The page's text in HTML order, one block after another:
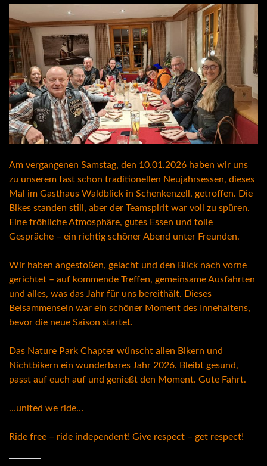
Am vergangenen Samstag, den 10.01.2026 haben wir uns
zu unserem fast schon traditionellen Neujahrsessen, dieses
Mal im Gasthaus Waldblick in Schenkenzell, getroffen. Die
Bikes standen still, aber der Teamspirit war voll zu spüren.
Eine fröhliche Atmosphäre, gutes Essen und tolle
Gespräche – ein richtig schöner Abend unter Freunden.
Wir haben angestoßen, gelacht und den Blick nach vorne
gerichtet – auf kommende Treffen, gemeinsame Ausfahrten
und alles, was das Jahr für uns bereithält. Dieses
Beisammensein war ein schöner Moment des Innehaltens,
bevor die neue Saison startet.
Das Nature Park Chapter wünscht allen Bikern und
Nichtbikern ein wunderbares Jahr 2026. Bleibt gesund,
passt auf euch auf und genießt den Moment. Gute Fahrt.
…united we ride…
Ride free – ride independent! Give respect – get respect!